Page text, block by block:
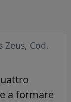
Zeus, Cod.
a formare